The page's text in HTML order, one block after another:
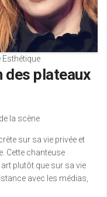
Esthétique
des plateaux
la scène
sur sa vie privée et
Cette chanteuse
plutôt que sur sa vie
avec les médias,